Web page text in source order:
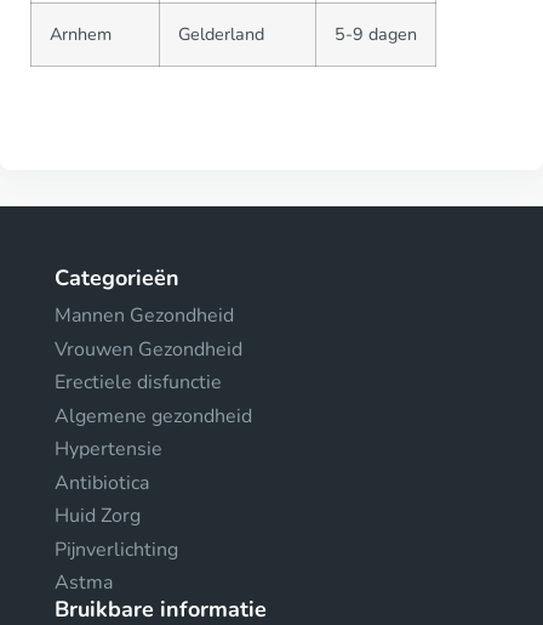
Arnhem Gelderland 5-9 dagen
Categorieën
Mannen Gezondheid
Vrouwen Gezondheid
Erectiele disfunctie
Algemene gezondheid
Hypertensie
Antibiotica
Huid Zorg
Pijnverlichting
Astma
Bruikbare informatie